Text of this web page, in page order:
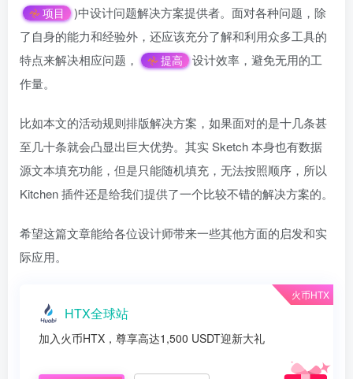
项目
)中设计问题解决方案提供者。面对各种问题，除
了自身的能力和经验外，还应该充分了解和利用众多工具的
特点来解决相应问题，
提高
设计效率，避免无用的工
作量。
比如本文的活动规则排版解决方案，如果面对的是十几条甚
至几十条就会凸显出巨大优势。其实 Sketch 本身也有数据
源文本填充功能，但是只能随机填充，无法按照顺序，所以
Kitchen 插件还是给我们提供了一个比较不错的解决方案的。
希望这篇文章能给各位设计师带来一些其他方面的启发和实
际应用。
火币HTX
HTX全球站
加入火币HTX，尊享高达1,500 USDT迎新大礼